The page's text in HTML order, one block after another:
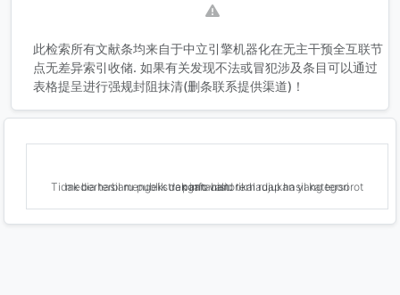
此检索所有文献条均来自于中立引擎机器化在无主干预全互联节
点无差异索引收储. 如果有关发现不法或冒犯涉及条目可以通过
表格提呈进行强规封阻抹清(删条联系提供渠道)！
Tidak berhasil mengekstrak info historikal rujukan yang tersorot media terbaru publik dengan valid terhadap hasil kategori pantauan.